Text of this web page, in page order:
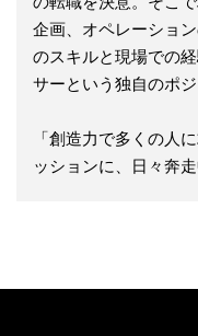
企画、オペレーショ
のスキルと現場での
サーという独自のポ
「創造力で多くの人
ッションに、日々奔走